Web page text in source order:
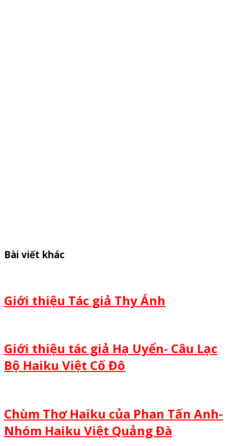
Bài viết khác
Giới thiệu Tác giả Thy Ánh
Giới thiệu tác giả Hạ Uyển- Câu Lạc
Bộ Haiku Việt Cố Đô
Chùm Thơ Haiku của Phan Tấn Anh-
Nhóm Haiku Việt Quảng Đà